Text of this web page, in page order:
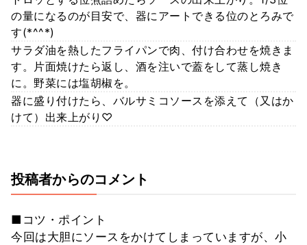
の量になるのが目安で、器にアートできる位のとろみで
す(*^^*)
サラダ油を熱したフライパンで肉、付け合わせを焼きま
す。片面焼けたら返し、酒を注いで蓋をして蒸し焼き
に。野菜には塩胡椒を。
器に盛り付けたら、バルサミコソースを添えて（又はか
けて）出来上がり♡
投稿者からのコメント
■コツ・ポイント
今回は大胆にソースをかけてしまっていますが、小